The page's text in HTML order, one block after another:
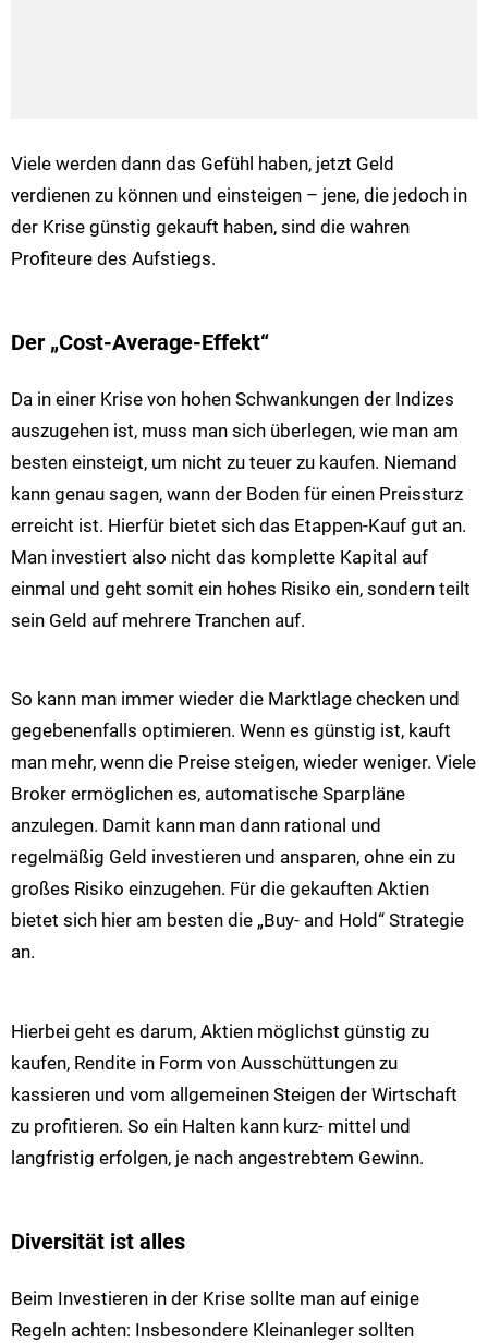
Viele werden dann das Gefühl haben, jetzt Geld
verdienen zu können und einsteigen – jene, die jedoch in
der Krise günstig gekauft haben, sind die wahren
Profiteure des Aufstiegs.
Der „Cost-Average-Effekt“
Da in einer Krise von hohen Schwankungen der Indizes
auszugehen ist, muss man sich überlegen, wie man am
besten einsteigt, um nicht zu teuer zu kaufen. Niemand
kann genau sagen, wann der Boden für einen Preissturz
erreicht ist. Hierfür bietet sich das Etappen-Kauf gut an.
Man investiert also nicht das komplette Kapital auf
einmal und geht somit ein hohes Risiko ein, sondern teilt
sein Geld auf mehrere Tranchen auf.
So kann man immer wieder die Marktlage checken und
gegebenenfalls optimieren. Wenn es günstig ist, kauft
man mehr, wenn die Preise steigen, wieder weniger. Viele
Broker ermöglichen es, automatische Sparpläne
anzulegen. Damit kann man dann rational und
regelmäßig Geld investieren und ansparen, ohne ein zu
großes Risiko einzugehen. Für die gekauften Aktien
bietet sich hier am besten die „Buy- and Hold“ Strategie
an.
Hierbei geht es darum, Aktien möglichst günstig zu
kaufen, Rendite in Form von Ausschüttungen zu
kassieren und vom allgemeinen Steigen der Wirtschaft
zu profitieren. So ein Halten kann kurz- mittel und
langfristig erfolgen, je nach angestrebtem Gewinn.
Diversität ist alles
Beim Investieren in der Krise sollte man auf einige
Regeln achten: Insbesondere Kleinanleger sollten